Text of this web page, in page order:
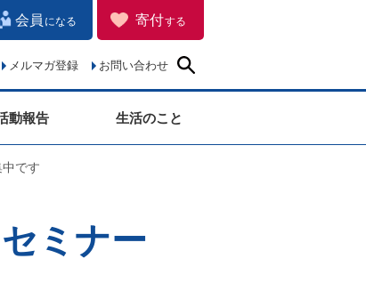
寄付する
会員 になる
お問い合わせ
メルマガ登録
動報告 生活のこと
です
ミナー